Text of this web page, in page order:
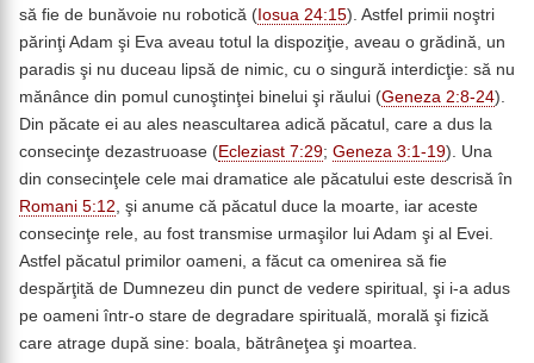
să fie de bunăvoie nu robotică (Iosua 24:15). Astfel primii noştri
părinţi Adam şi Eva aveau totul la dispoziţie, aveau o grădină, un
paradis şi nu duceau lipsă de nimic, cu o singură interdicţie: să nu
mănânce din pomul cunoştinţei binelui şi răului (Geneza 2:8-24).
Din păcate ei au ales neascultarea adică păcatul, care a dus la
consecinţe dezastruoase (Ecleziast 7:29; Geneza 3:1-19). Una
din consecinţele cele mai dramatice ale păcatului este descrisă în
Romani 5:12 , şi anume că păcatul duce la moarte, iar aceste
consecinţe rele, au fost transmise urmaşilor lui Adam şi al Evei.
Astfel păcatul primilor oameni, a făcut ca omenirea să fie
despărţită de Dumnezeu din punct de vedere spiritual, şi i-a adus
pe oameni într-o stare de degradare spirituală, morală şi fizică
care atrage după sine: boala, bătrâneţea şi moartea.